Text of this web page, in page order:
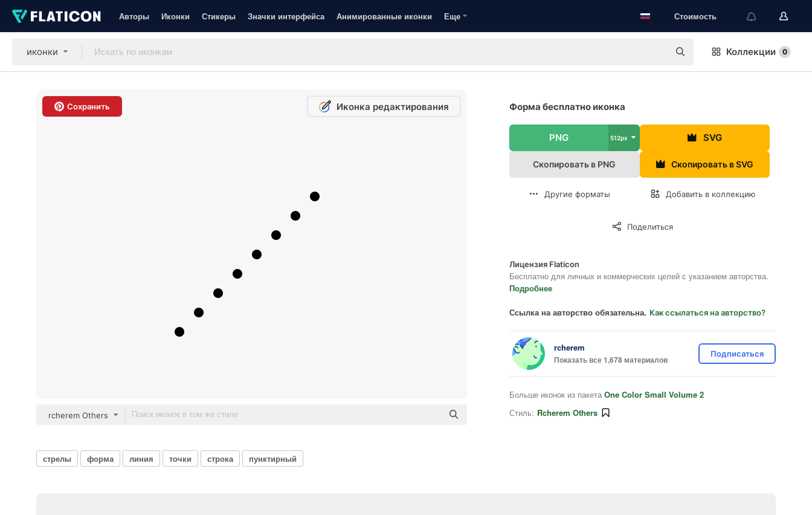
Авторы Иконки Стикеры Значки интерфейса Анимированные иконки Еще Стоимость
иконки Коллекции 0
Сохранить Иконка редактирования
rcherem Others
Форма бесплатно иконка
PNG 512px SVG
Скопировать в PNG Скопировать в SVG
Другие форматы Добавить в коллекцию
Поделиться
Лицензия Flaticon
Бесплатно для личных и коммерческих целей с указанием авторства.
Подробнее
Ссылка на авторство обязательна. Как ссылаться на авторство?
rcherem
Показать все 1,678 материалов
Подписаться
Больше иконок из пакета One Color Small Volume 2
Стиль: Rcherem Others
стрелы форма линия точки строка пунктирный